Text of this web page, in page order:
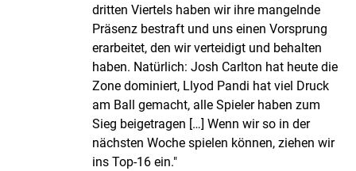
dritten Viertels haben wir ihre mangelnde
Präsenz bestraft und uns einen Vorsprung
erarbeitet, den wir verteidigt und behalten
haben. Natürlich: Josh Carlton hat heute die
Zone dominiert, Llyod Pandi hat viel Druck
am Ball gemacht, alle Spieler haben zum
Sieg beigetragen […] Wenn wir so in der
nächsten Woche spielen können, ziehen wir
ins Top-16 ein."